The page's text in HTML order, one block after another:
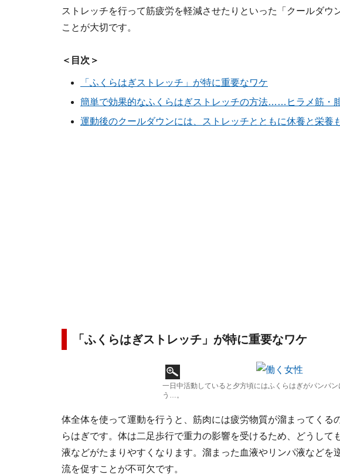
ストレッチを行って筋疲労を軽減させたりといった「クールダウ
ことが大切です。
＜目次＞
「ふくらはぎストレッチ」が特に重要なワケ
簡単で効果的なふくらはぎストレッチの方法……ヒラメ筋・
運動後のクールダウンには、ストレッチとともに休養と栄養
「ふくらはぎストレッチ」が特に重要なワケ
一日中活動していると夕方頃にはふくらはぎがパンパン
う…。
体全体を使って運動を行うと、筋肉には疲労物質が溜まってくる
らはぎです。体は二足歩行で重力の影響を受けるため、どうして
液などがたまりやすくなります。溜まった血液やリンパ液などを
流を促すことが不可欠です。